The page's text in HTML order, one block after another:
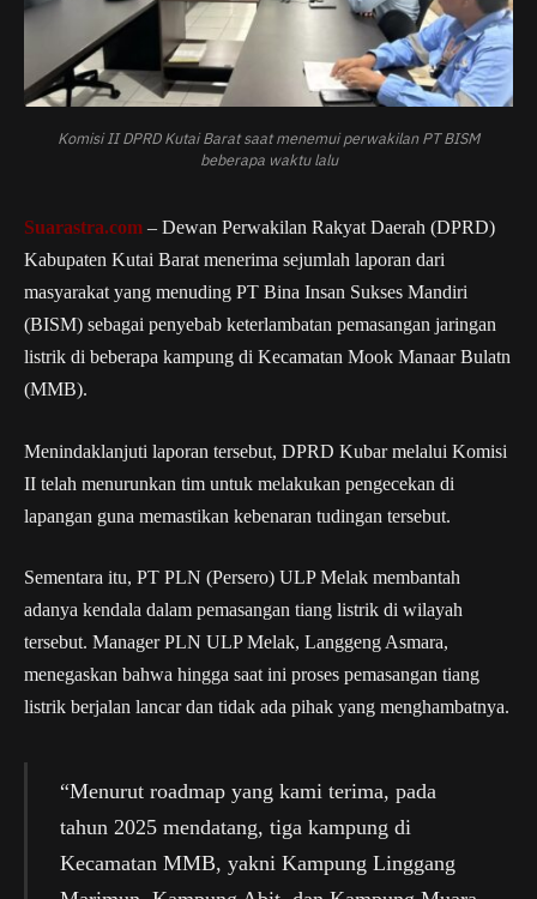
Komisi II DPRD Kutai Barat saat menemui perwakilan PT BISM
beberapa waktu lalu
Suarastra.com – Dewan Perwakilan Rakyat Daerah (DPRD)
Kabupaten Kutai Barat menerima sejumlah laporan dari
masyarakat yang menuding PT Bina Insan Sukses Mandiri
(BISM) sebagai penyebab keterlambatan pemasangan jaringan
listrik di beberapa kampung di Kecamatan Mook Manaar Bulatn
(MMB).
Menindaklanjuti laporan tersebut, DPRD Kubar melalui Komisi
II telah menurunkan tim untuk melakukan pengecekan di
lapangan guna memastikan kebenaran tudingan tersebut.
Sementara itu, PT PLN (Persero) ULP Melak membantah
adanya kendala dalam pemasangan tiang listrik di wilayah
tersebut. Manager PLN ULP Melak, Langgeng Asmara,
menegaskan bahwa hingga saat ini proses pemasangan tiang
listrik berjalan lancar dan tidak ada pihak yang menghambatnya.
“Menurut roadmap yang kami terima, pada
tahun 2025 mendatang, tiga kampung di
Kecamatan MMB, yakni Kampung Linggang